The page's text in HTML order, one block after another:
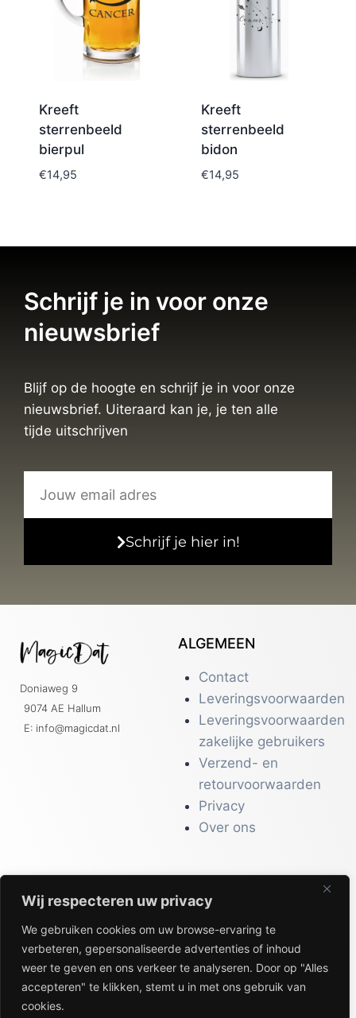
Wij respecteren uw privacy
We gebruiken cookies om uw browse-ervaring te
verbeteren, gepersonaliseerde advertenties of inhoud
weer te geven en ons verkeer te analyseren. Door op "Alles
accepteren" te klikken, stemt u in met ons gebruik van
cookies.
Kreeft
sterrenbeeld
bierpul
€14,95
Kreeft
sterrenbeeld
bidon
€14,95
Schrijf je in voor onze
nieuwsbrief
Blijf op de hoogte en schrijf je in voor onze
nieuwsbrief. Uiteraard kan je, je ten alle
tijde uitschrijven
Schrijf je hier in!
Doniaweg 9
9074 AE Hallum
E: info@magicdat.nl
ALGEMEEN
Contact
Leveringsvoorwaarden
Leveringsvoorwaarden
zakelijke gebruikers
Verzend- en
retourvoorwaarden
Privacy
Over ons
CATALOGI
Workwear &
Veiligheid
Kantoor & Receptie
Gezondheid & Beauty